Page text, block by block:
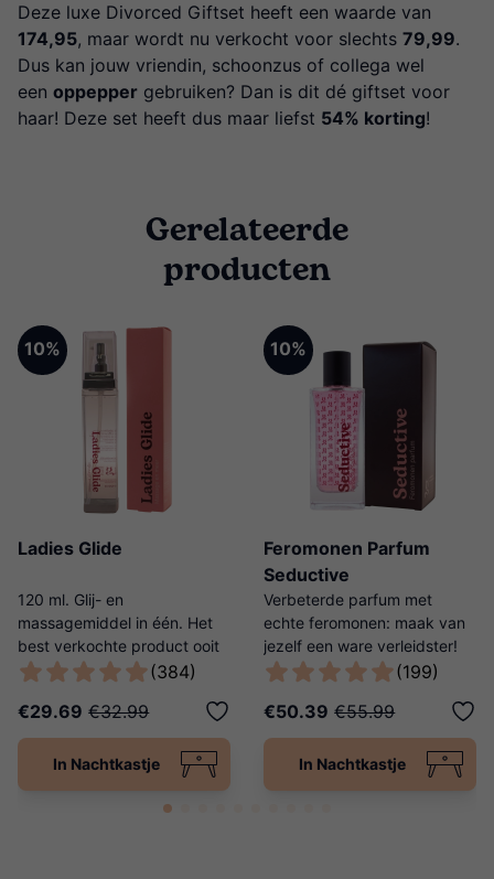
Deze luxe Divorced Giftset heeft een waarde van
174,95, maar wordt nu verkocht voor slechts 79,99.
Dus kan jouw vriendin, schoonzus of collega wel
een oppepper gebruiken? Dan is dit dé giftset voor
haar! Deze set heeft dus maar liefst 54% korting!
Gerelateerde
producten
10%
Ladies Glide
120 ml. Glij- en
massagemiddel in één. Het
best verkochte product ooit
van Ladies Night! (384)
€29.69 €32.99
In Nachtkastje
10%
Feromonen Parfum
Seductive
Verbeterde parfum met
echte feromonen: maak van
jezelf een ware verleidster!
(199)
€50.39 €55.99
In Nachtkastje